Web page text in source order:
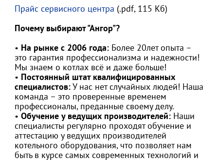
Прайс сервисного центра (.pdf, 115 Кб)
Почему выбирают "Ангор"?
• На рынке с 2006 года: Более 20лет опыта –
это гарантия профессионализма и надежности!
Мы знаем о котлах всё и даже больше!
• Постоянный штат квалифицированных
специалистов:У нас нет случайных людей! Наша
команда – это проверенные временем
профессионалы, преданные своему делу.
• Обучение у ведущих производителей: Наши
специалисты регулярно проходят обучение и
аттестацию у ведущих производителей
котельного оборудования, что позволяет нам
быть в курсе самых современных технологий и